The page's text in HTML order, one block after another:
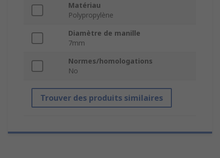
Matériau
Polypropylène
Diamètre de manille
7mm
Normes/homologations
No
Trouver des produits similaires